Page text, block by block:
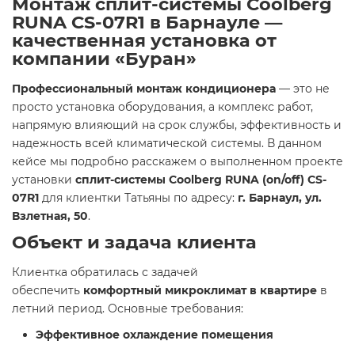
RUNA CS-07R1 в Барнауле —
качественная установка от
компании «Буран»
Профессиональный монтаж кондиционера — это не
просто установка оборудования, а комплекс работ,
напрямую влияющий на срок службы, эффективность и
надежность всей климатической системы. В данном
кейсе мы подробно расскажем о выполненном проекте
установки сплит-системы Coolberg RUNA (on/off) CS-
07R1 для клиентки Татьяны по адресу: г. Барнаул, ул.
Взлетная, 50.
Объект и задача клиента
Клиентка обратилась с задачей
обеспечить комфортный микроклимат в квартире в
летний период. Основные требования:
Эффективное охлаждение помещения